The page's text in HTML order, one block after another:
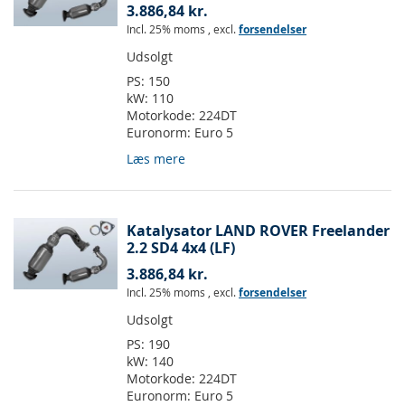
3.886,84 kr.
Incl. 25% moms , excl.forsendelser
Udsolgt
PS: 150
kW: 110
Motorkode: 224DT
Euronorm: Euro 5
Læs mere
Katalysator LAND ROVER Freelander
2.2 SD4 4x4 (LF)
3.886,84 kr.
Incl. 25% moms , excl.forsendelser
Udsolgt
PS: 190
kW: 140
Motorkode: 224DT
Euronorm: Euro 5